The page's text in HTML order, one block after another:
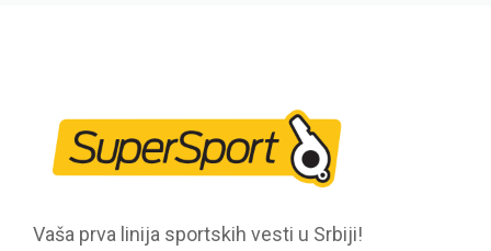
Vaša prva linija sportskih vesti u Srbiji!